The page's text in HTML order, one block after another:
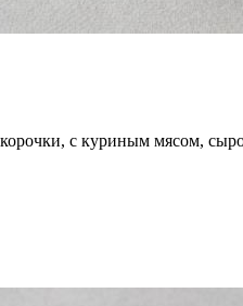
с куриным мясом,